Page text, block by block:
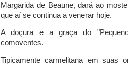
Margarida de Beaune, dará ao
que aí se continua a venerar hoje.
A doçura e a graça do
comoventes.
Tipicamente carmelitana em suas